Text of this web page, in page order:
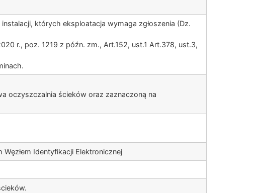
których eksploatacja wymaga zgłoszenia (Dz.
r., poz. 1219 z późn. zm., Art.152, ust.1 Art.378, ust.3,
oczyszczalnia ścieków oraz zaznaczoną na
Identyfikacji Elektronicznej